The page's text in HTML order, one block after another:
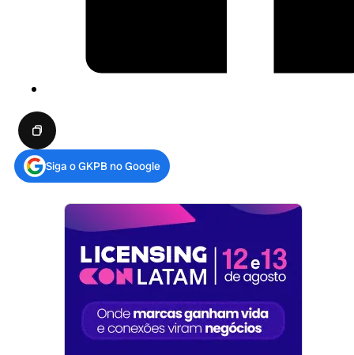
Siga o GKPB no Google